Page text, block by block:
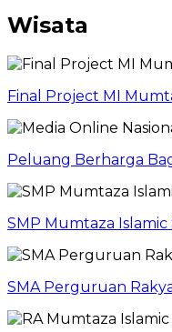
Wisata
Final Project MI
Peluang Berharga
SMP Mumtaza
SMA Perguruan